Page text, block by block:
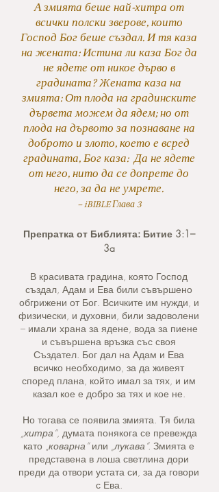
А змията беше най-хитра от
всички полски зверове, които
Господ Бог беше създал. И тя каза
на жената: Истина ли каза Бог да
не ядете от никое дърво в
градината? Жената каза на
змията: От плода на градинските
дървета можем да ядем; но от
плода на дървото за познаване на
доброто и злото, което е всред
градината, Бог каза: Да не ядете
от него, нито да се допрете до
него, за да не умрете.
– iBIBLE Глава 3
Препратка от Библията: Битие3:1–
3a
В красивата градина, която Господ
създал, Адам и Ева били съвършено
обгрижени от Бог. Всичките им нужди, и
физически, и духовни, били задоволени
– имали храна за ядене, вода за пиене
и съвършена връзка със своя
Създател. Бог дал на Адам и Ева
всичко необходимо, за да живеят
според плана, който имал за тях, и им
казал кое е добро за тях и кое не.
Но тогава се появила змията. Тя била
„хитра“, думата понякога се превежда
като „коварна“или „лукава“. Змията е
представена в лоша светлина дори
преди да отвори устата си, за да говори
с Ева.